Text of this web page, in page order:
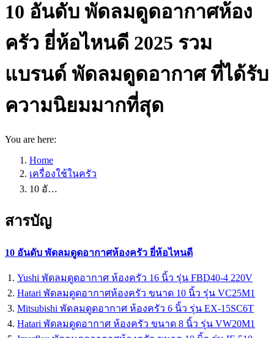
10 อันดับ พัดลมดูดอากาศห้อง
ครัว ยี่ห้อไหนดี 2025 รวม
แบรนด์ พัดลมดูดอากาศ ที่ได้รับ
ความนิยมมากที่สุด
You are here:
Home
เครื่องใช้ในครัว
10 อั…
สารบัญ
10 อันดับ พัดลมดูดอากาศห้องครัว ยี่ห้อไหนดี
Yushi พัดลมดูดอากาศ ห้องครัว 16 นิ้ว รุ่น FBD40-4 220V
Hatari พัดลมดูดอากาศห้องครัว ขนาด 10 นิ้ว รุ่น VC25M1
Mitsubishi พัดลมดูดอากาศ ห้องครัว 6 นิ้ว รุ่น EX-15SC6T
Hatari พัดลมดูดอากาศ ห้องครัว ขนาด 8 นิ้ว รุ่น VW20M1